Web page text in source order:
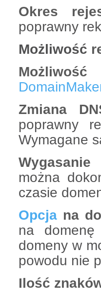
Okres
poprawny
Możliwość
Zmiana
poprawny
Wymagane
Wygasanie
można
czasie
Opcja na
na
domeny w
powodu nie
Ilość